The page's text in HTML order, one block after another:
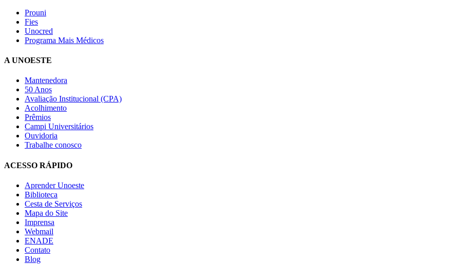
Prouni
Fies
Unocred
Programa Mais Médicos
A UNOESTE
Mantenedora
50 Anos
Avaliação Institucional (CPA)
Acolhimento
Prêmios
Campi Universitários
Ouvidoria
Trabalhe conosco
ACESSO RÁPIDO
Aprender Unoeste
Biblioteca
Cesta de Serviços
Mapa do Site
Imprensa
Webmail
ENADE
Contato
Blog